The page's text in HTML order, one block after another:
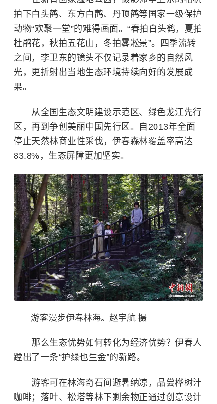
拍下白头鹤、东方白鹳、丹顶鹤等国家一级保护
动物“欢聚一堂”的难得画面。“春拍 白头鹤 ，夏拍
杜鹃花，秋拍五花山，冬拍雾凇景”。四季流转
之间，李卫东的镜头不仅记录着家乡的自然风
光，更折射出当地生态环境持续向好的发展成
果。
从全国生态文明建设示范区、绿色龙江先行
区，再到争创美丽中国先行区。自2013年全面
停止天然林商业性采伐，伊春森林覆盖率高达
83.8%，生态屏障更加坚实。
游客漫步伊春林海。赵宇航 摄
那么生态优势如何转化为经济优势？伊春人
蹚出了一条“护绿也生金”的新路。
游客可在林海奇石间避暑纳凉，品尝桦树汁
咖啡；落叶、松塔等林下剩余物正通过创意设计